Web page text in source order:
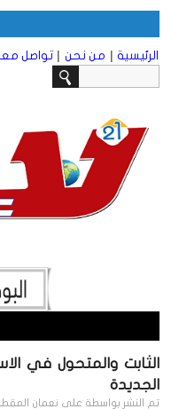
الرئيسية | من نحن | تواصل
الثابت والمتحول في
الجديدة
تم النشر بواسطة علي نعمان